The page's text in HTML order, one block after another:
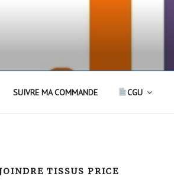
SUIVRE MA COMMANDE CGU
TISSUS PRICE